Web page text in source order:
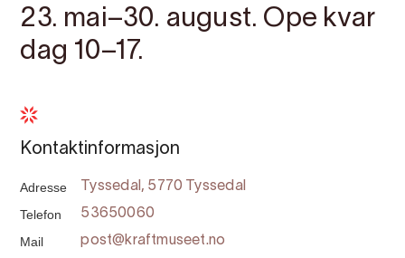
23. mai–30. august. Ope kvar
dag 10–17.
Kontaktinformasjon
Adresse Tyssedal, 5770 Tyssedal
Telefon 53650060
Mail post@kraftmuseet.no